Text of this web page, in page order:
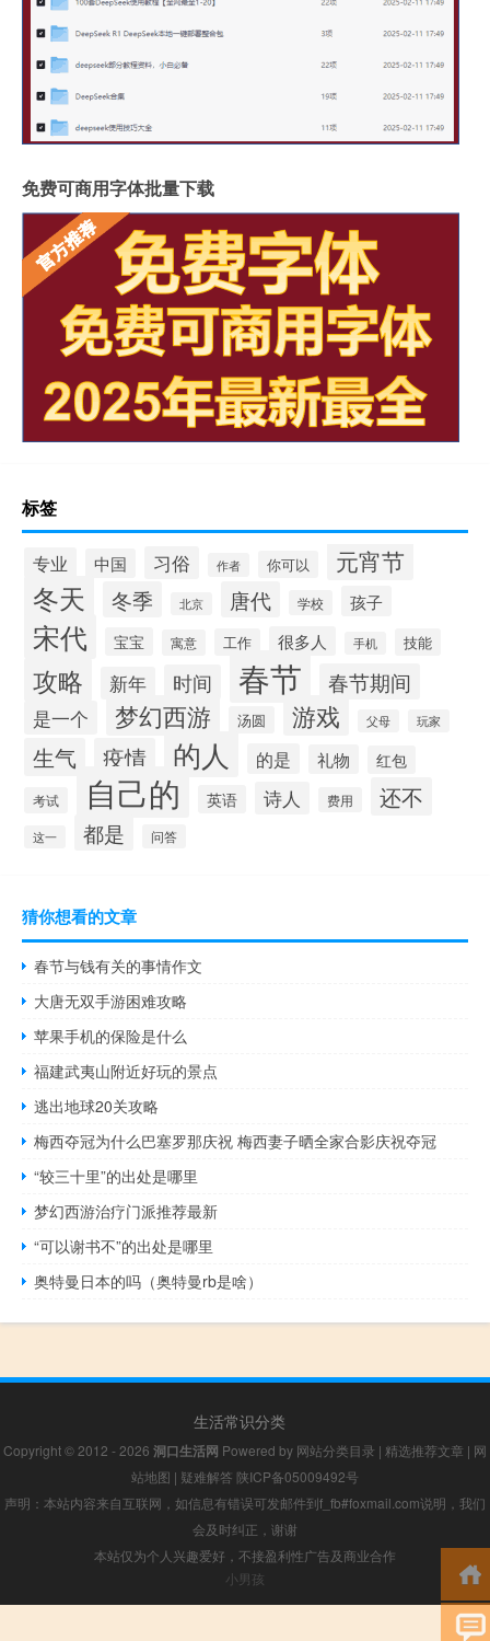
免费可商用字体批量下载
标签
专业 中国 习俗 作者 你可以 元宵节
冬天 冬季 北京 唐代 学校 孩子
宋代 宝宝 寓意 工作 很多人 手机 技能
攻略 新年 时间 春节 春节期间
是一个 梦幻西游 汤圆 游戏 父母 玩家
生气 疫情 的人 的是 礼物 红包
考试 自己的 英语 诗人 费用 还不
这一 都是 问答
猜你想看的文章
春节与钱有关的事情作文
大唐无双手游困难攻略
苹果手机的保险是什么
福建武夷山附近好玩的景点
逃出地球20关攻略
梅西夺冠为什么巴塞罗那庆祝 梅西妻子晒全家合影庆祝夺冠
“较三十里”的出处是哪里
梦幻西游治疗门派推荐最新
“可以谢书不”的出处是哪里
奥特曼日本的吗（奥特曼rb是啥）
生活常识分类
Copyright © 2012 - 2026 洞口生活网 Powered by 网站分类目录 | 精选推荐文章 | 网
站地图 | 疑难解答 陕ICP备05009492号
声明：本站内容来自互联网，如信息有错误可发邮件到f_fb#foxmail.com说明，我们
会及时纠正，谢谢
本站仅为个人兴趣爱好，不接盈利性广告及商业合作
小男孩